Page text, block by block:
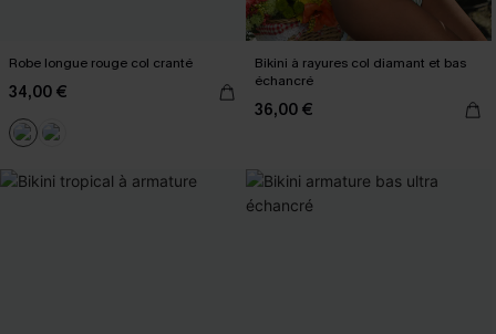
Robe longue rouge col cranté
34,00 €
Bikini à rayures col diamant et bas
échancré
36,00 €